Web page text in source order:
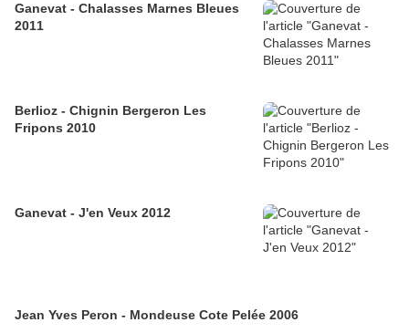
Ganevat - Chalasses Marnes Bleues
2011
Berlioz - Chignin Bergeron Les
Fripons 2010
Ganevat - J'en Veux 2012
Jean Yves Peron - Mondeuse Cote Pelée 2006